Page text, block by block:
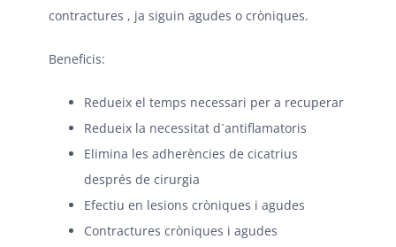
contractures , ja siguin agudes o cròniques.
Beneficis:
Redueix el temps necessari per a recuperar
Redueix la necessitat d´antiflamatoris
Elimina les adherències de cicatrius
després de cirurgia
Efectiu en lesions cròniques i agudes
Contractures cròniques i agudes